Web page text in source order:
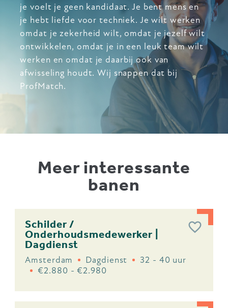
je voelt je geen kandidaat. Je bent mens en
je hebt liefde voor techniek. Je wilt werken
omdat je zekerheid wilt, omdat je jezelf wilt
ontwikkelen, omdat je in een leuk team wilt
werken en omdat je daarbij ook van
afwisseling houdt. Wij snappen dat bij
ProfMatch.
Meer interessante
banen
Schilder /
Onderhoudsmedewerker |
Dagdienst
Amsterdam Dagdienst
32 - 40 uur
€2.880 - €2.980